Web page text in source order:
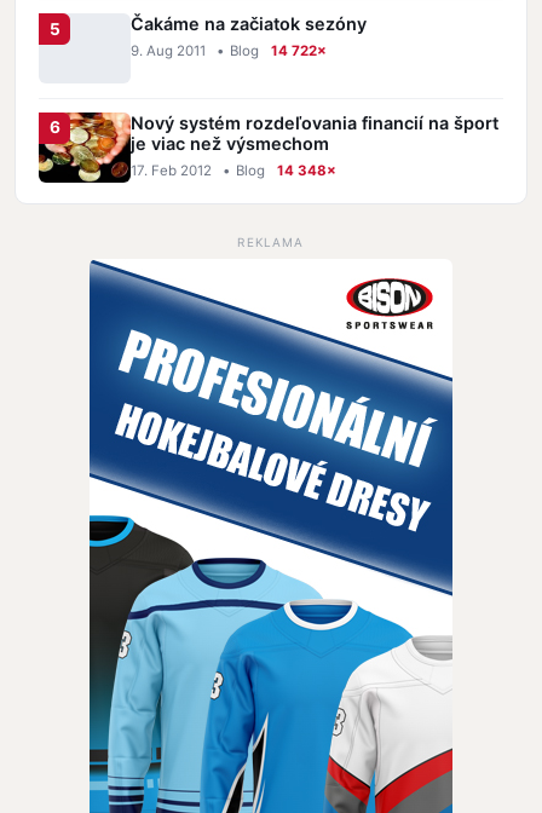
Čakáme na začiatok sezóny
9. Aug 2011 • Blog 14 722×
Nový systém rozdeľovania financií na šport
je viac než výsmechom
17. Feb 2012 • Blog 14 348×
REKLAMA